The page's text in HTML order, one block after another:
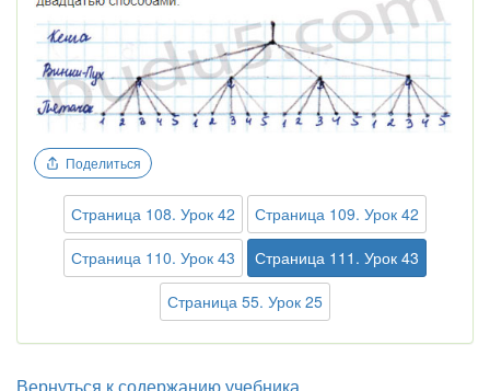
Поделиться
Страница 108. Урок 42
Страница 109. Урок 42
Страница 110. Урок 43
Страница 111. Урок 43
Страница 55. Урок 25